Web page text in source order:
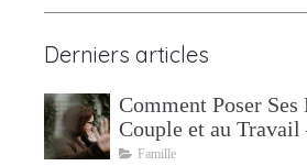
Derniers articles
Comment Poser
Couple et au
à Mudaison
Famille